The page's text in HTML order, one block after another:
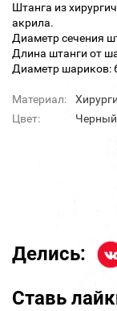
Штанга из
акрила.
Диаметр сечения
Длина штанги от
Диаметр шариков:
Материал:
Цвет:
Черный
Делись:
Ставь